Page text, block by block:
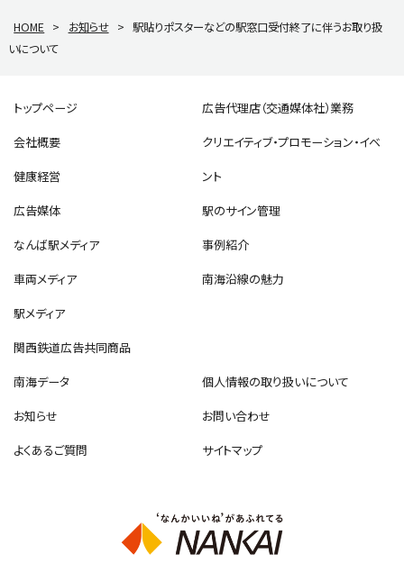
HOME > お知らせ > 駅貼りポスターなどの駅窓口受付終了に伴うお取り扱
いについて
トップページ
会社概要
健康経営
広告媒体
なんば駅メディア
車両メディア
駅メディア
関西鉄道広告共同商品
広告代理店（交通媒体社）業務
クリエイティブ・プロモーション・イベ
ント
駅のサイン管理
事例紹介
南海沿線の魅力
南海データ
個人情報の取り扱いについて
お知らせ
お問い合わせ
よくあるご質問
サイトマップ